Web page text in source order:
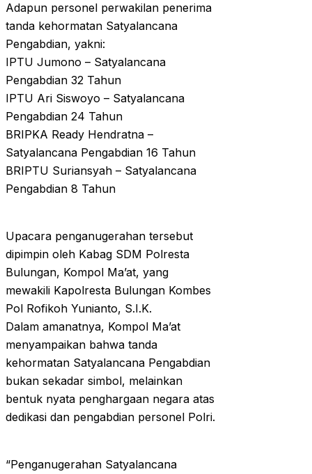
Adapun personel perwakilan penerima
tanda kehormatan Satyalancana
Pengabdian, yakni:
IPTU Jumono – Satyalancana
Pengabdian 32 Tahun
IPTU Ari Siswoyo – Satyalancana
Pengabdian 24 Tahun
BRIPKA Ready Hendratna –
Satyalancana Pengabdian 16 Tahun
BRIPTU Suriansyah – Satyalancana
Pengabdian 8 Tahun
Upacara penganugerahan tersebut
dipimpin oleh Kabag SDM Polresta
Bulungan, Kompol Ma’at, yang
mewakili Kapolresta Bulungan Kombes
Pol Rofikoh Yunianto, S.I.K.
Dalam amanatnya, Kompol Ma’at
menyampaikan bahwa tanda
kehormatan Satyalancana Pengabdian
bukan sekadar simbol, melainkan
bentuk nyata penghargaan negara atas
dedikasi dan pengabdian personel Polri.
“Penganugerahan Satyalancana